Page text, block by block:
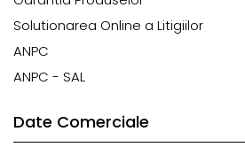
Solutionarea Online a Litigiilor
ANPC
ANPC - SAL
Date Comerciale